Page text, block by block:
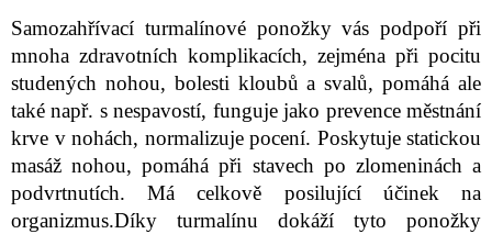
Samozahřívací turmalínové ponožky vás podpoří při
mnoha zdravotních komplikacích, zejména při pocitu
studených nohou, bolesti kloubů a svalů, pomáhá ale
také např. s nespavostí, funguje jako prevence městnání
krve v nohách, normalizuje pocení. Poskytuje statickou
masáž nohou, pomáhá při stavech po zlomeninách a
podvrtnutích. Má celkově posilující účinek na
organizmus.Díky turmalínu dokáží tyto ponožky